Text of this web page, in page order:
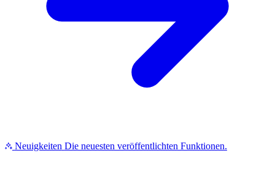
Neuigkeiten Die neuesten veröffentlichten Funktionen.